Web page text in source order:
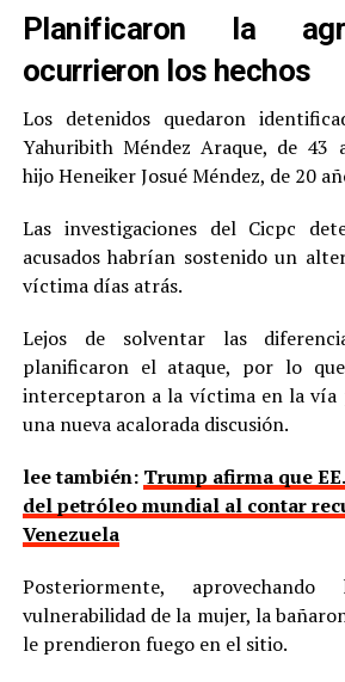
Planificaron la
ocurrieron los hechos
Los detenidos quedaron
Yahuribith Méndez Araque, de 43
hijo Heneiker Josué Méndez, de 20
Las investigaciones del Cicpc
acusados habrían sostenido un
víctima días atrás.
Lejos de solventar las
planificaron el ataque, por lo
interceptaron a la víctima en la vía
una nueva acalorada discusión.
lee también: Trump afirma que
del petróleo mundial al contar
Venezuela
Posteriormente,
vulnerabilidad de la mujer, la
le prendieron fuego en el sitio.